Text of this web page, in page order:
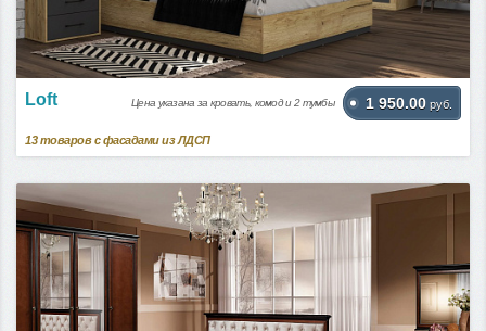
Loft Цена указана за кровать, комод и 2 тумбы 1 950.00 руб.
13 товаров с фасадами из ЛДСП